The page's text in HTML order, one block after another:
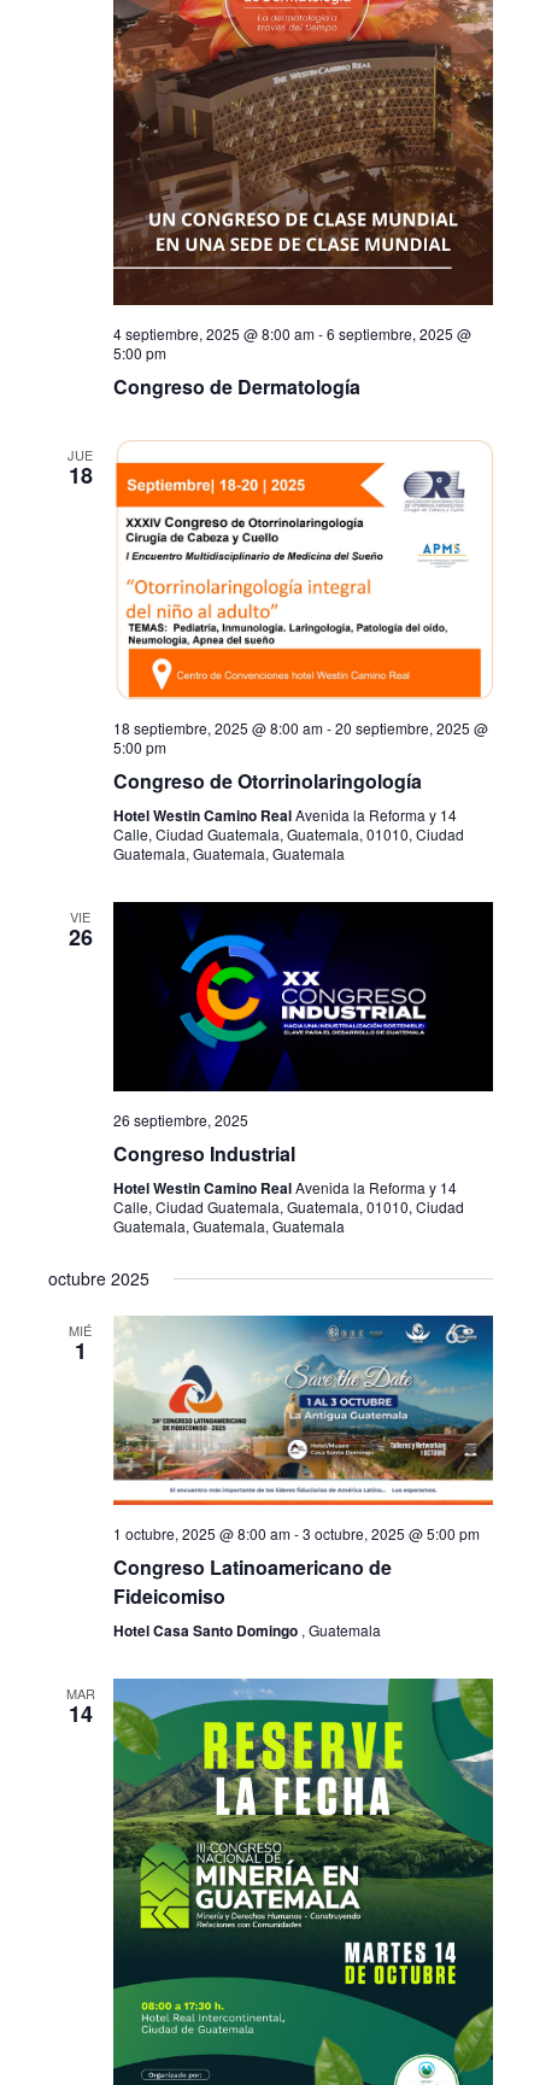
4 septiembre, 2025 @ 8:00 am-6 septiembre, 2025 @
5:00 pm
Congreso de Dermatología
JUE
18
18 septiembre, 2025 @ 8:00 am-20 septiembre, 2025 @
5:00 pm
Congreso de Otorrinolaringología
Hotel Westin Camino RealAvenida la Reforma y 14
Calle, Ciudad Guatemala, Guatemala, 01010, Ciudad
Guatemala, Guatemala, Guatemala
VIE
26
26 septiembre, 2025
Congreso Industrial
Hotel Westin Camino RealAvenida la Reforma y 14
Calle, Ciudad Guatemala, Guatemala, 01010, Ciudad
Guatemala, Guatemala, Guatemala
octubre 2025
MIÉ
1
1 octubre, 2025 @ 8:00 am-3 octubre, 2025 @ 5:00 pm
Congreso Latinoamericano de
Fideicomiso
Hotel Casa Santo Domingo , Guatemala
MAR
14